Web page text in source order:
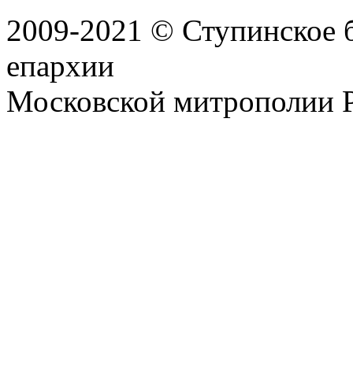
2009-2021 © Ступинское
епархии
Московской митрополии